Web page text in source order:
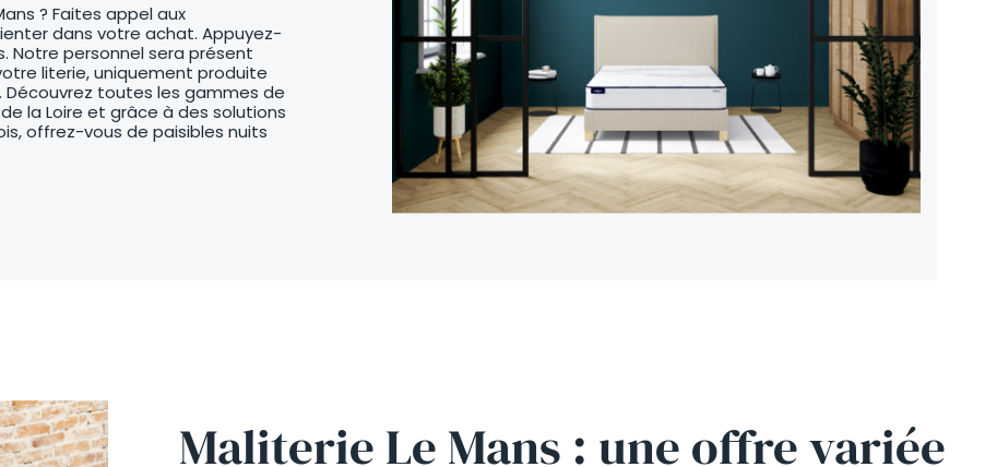
? Faites appel aux
dans votre achat. Appuyez-
Notre personnel sera présent
literie, uniquement produite
toutes les gammes de
la Loire et grâce à des solutions
offrez-vous de paisibles nuits
Maliterie Le Mans : une offre variée